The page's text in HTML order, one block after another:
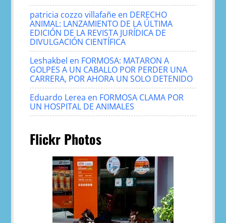
patricia cozzo villafañe en DERECHO
ANIMAL: LANZAMIENTO DE LA ÚLTIMA
EDICIÓN DE LA REVISTA JURÍDICA DE
DIVULGACIÓN CIENTÍFICA
Leshakbel en FORMOSA: MATARON A
GOLPES A UN CABALLO POR PERDER UNA
CARRERA, POR AHORA UN SOLO DETENIDO
Eduardo Lerea en FORMOSA CLAMA POR
UN HOSPITAL DE ANIMALES
Flickr Photos